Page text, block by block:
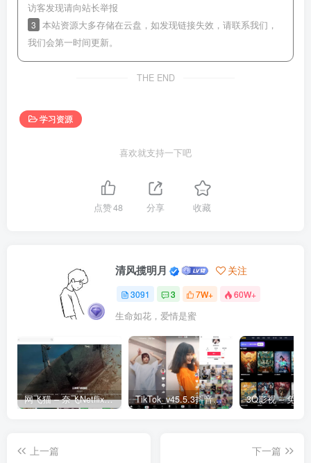
访客发现请向站长举报
3 本站资源大多存储在云盘，如发现链接失效，请联系我们，
我们会第一时间更新。
THE END
学习资源
喜欢就支持一下吧
点赞48 分享 收藏
清风揽明月 关注
3091 3 7W+ 60W+
生命如花，爱情是蜜
网飞猫 – 奈飞Netflix免费看 TikTok_v45.5.3抖音国际版_免拔卡解锁全球版
上一篇
下一篇